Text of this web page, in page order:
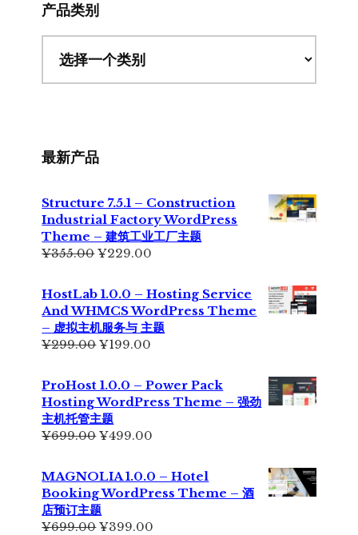
产品类别
最新产品
Structure 7.5.1 – Construction
Industrial Factory WordPress
Theme – 建筑工业工厂主题
¥355.00原
为：
¥355.00。
¥229.00
格
为：
¥229.00。
HostLab 1.0.0 – Hosting Service
And WHMCS WordPress Theme
– 虚拟主机服务与 主题
¥299.00原
为：
¥299.00。
¥199.00
格
为：
ProHost 1.0.0 – Power Pack
Hosting WordPress Theme – 强劲
主机托管主题
¥699.00原
¥699.00。
¥499.00
格
为：
MAGNOLIA 1.0.0 – Hotel
Booking WordPress Theme – 酒
店预订主题
¥699.00原
¥399.00